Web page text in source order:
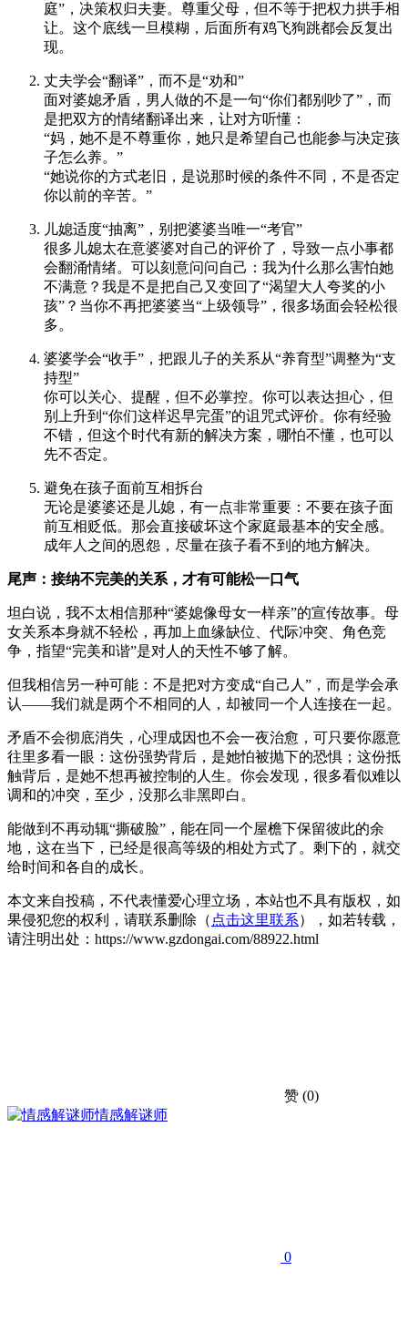
庭”，决策权归夫妻。尊重父母，但不等于把权力拱手相
让。这个底线一旦模糊，后面所有鸡飞狗跳都会反复出
现。
丈夫学会“翻译”，而不是“劝和”
面对婆媳矛盾，男人做的不是一句“你们都别吵了”，而
是把双方的情绪翻译出来，让对方听懂：
“妈，她不是不尊重你，她只是希望自己也能参与决定孩
子怎么养。”
“她说你的方式老旧，是说那时候的条件不同，不是否定
你以前的辛苦。”
儿媳适度“抽离”，别把婆婆当唯一“考官”
很多儿媳太在意婆婆对自己的评价了，导致一点小事都
会翻涌情绪。可以刻意问问自己：我为什么那么害怕她
不满意？我是不是把自己又变回了“渴望大人夸奖的小
孩”？当你不再把婆婆当“上级领导”，很多场面会轻松很
多。
婆婆学会“收手”，把跟儿子的关系从“养育型”调整为“支
持型”
你可以关心、提醒，但不必掌控。你可以表达担心，但
别上升到“你们这样迟早完蛋”的诅咒式评价。你有经验
不错，但这个时代有新的解决方案，哪怕不懂，也可以
先不否定。
避免在孩子面前互相拆台
无论是婆婆还是儿媳，有一点非常重要：不要在孩子面
前互相贬低。那会直接破坏这个家庭最基本的安全感。
成年人之间的恩怨，尽量在孩子看不到的地方解决。
尾声：接纳不完美的关系，才有可能松一口气
坦白说，我不太相信那种“婆媳像母女一样亲”的宣传故事。母
女关系本身就不轻松，再加上血缘缺位、代际冲突、角色竞
争，指望“完美和谐”是对人的天性不够了解。
但我相信另一种可能：不是把对方变成“自己人”，而是学会承
认——我们就是两个不相同的人，却被同一个人连接在一起。
矛盾不会彻底消失，心理成因也不会一夜治愈，可只要你愿意
往里多看一眼：这份强势背后，是她怕被抛下的恐惧；这份抵
触背后，是她不想再被控制的人生。你会发现，很多看似难以
调和的冲突，至少，没那么非黑即白。
能做到不再动辄“撕破脸”，能在同一个屋檐下保留彼此的余
地，这在当下，已经是很高等级的相处方式了。剩下的，就交
给时间和各自的成长。
本文来自投稿，不代表懂爱心理立场，本站也不具有版权，如
果侵犯您的权利，请联系删除（ 点击这里联系），如若转载，
请注明出处：https://www.gzdongai.com/88922.html
赞 (0)
情感解谜师
0